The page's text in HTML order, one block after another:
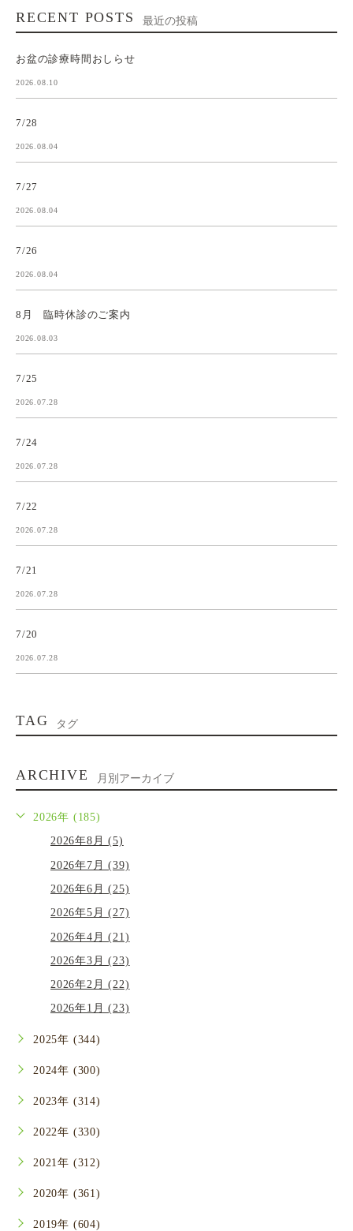
RECENT POSTS 最近の投稿
お盆の診療時間おしらせ
2026.08.10
7/28
2026.08.04
7/27
2026.08.04
7/26
2026.08.04
8月 臨時休診のご案内
2026.08.03
7/25
2026.07.28
7/24
2026.07.28
7/22
2026.07.28
7/21
2026.07.28
7/20
2026.07.28
TAG タグ
ARCHIVE 月別アーカイブ
2026年 (185)
2026年8月 (5)
2026年7月 (39)
2026年6月 (25)
2026年5月 (27)
2026年4月 (21)
2026年3月 (23)
2026年2月 (22)
2026年1月 (23)
2025年 (344)
2024年 (300)
2023年 (314)
2022年 (330)
2021年 (312)
2020年 (361)
2019年 (604)